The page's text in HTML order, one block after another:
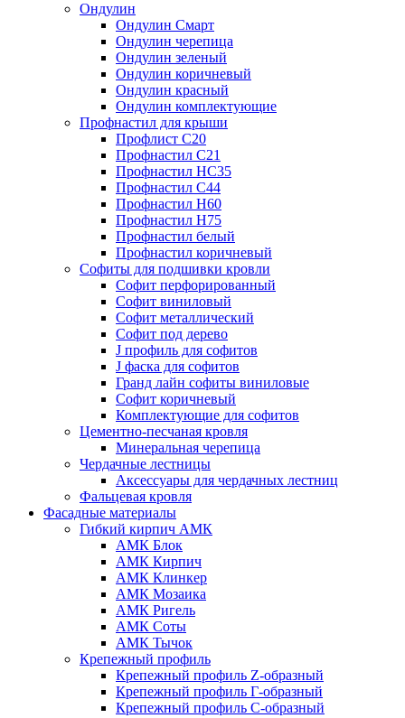
Ондулин
Ондулин Смарт
Ондулин черепица
Ондулин зеленый
Ондулин коричневый
Ондулин красный
Ондулин комплектующие
Профнастил для крыши
Профлист С20
Профнастил С21
Профнастил НС35
Профнастил С44
Профнастил Н60
Профнастил Н75
Профнастил белый
Профнастил коричневый
Софиты для подшивки кровли
Cофит перфорированный
Софит виниловый
Софит металлический
Софит под дерево
J профиль для софитов
J фаска для софитов
Гранд лайн софиты виниловые
Софит коричневый
Комплектующие для софитов
Цементно-песчаная кровля
Минеральная черепица
Чердачные лестницы
Аксессуары для чердачных лестниц
Фальцевая кровля
Фасадные материалы
Гибкий кирпич АМК
АМК Блок
АМК Кирпич
АМК Клинкер
АМК Мозаика
АМК Ригель
АМК Соты
АМК Тычок
Крепежный профиль
Крепежный профиль Z-образный
Крепежный профиль Г-образный
Крепежный профиль С-образный